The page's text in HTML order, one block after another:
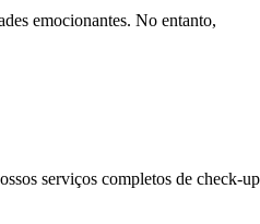
emocionantes. No entanto,
serviços completos de check-up